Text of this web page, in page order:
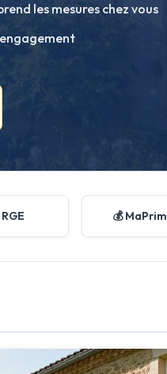
les mesures chez vous
engagement
💰